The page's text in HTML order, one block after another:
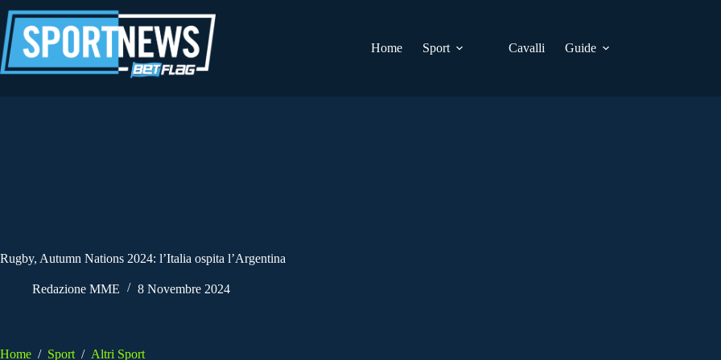
al
contenuto
Home
Sport Cavalli Guide
Rugby, Autumn Nations 2024: l’Italia ospita l’Argentina
Redazione MME 8 Novembre 2024
Home / Sport / Altri Sport